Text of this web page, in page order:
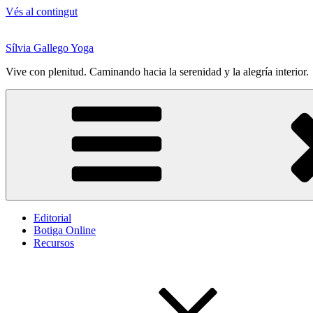
Vés al contingut
Sílvia Gallego Yoga
Vive con plenitud. Caminando hacia la serenidad y la alegría interior.
Editorial
Botiga Online
Recursos